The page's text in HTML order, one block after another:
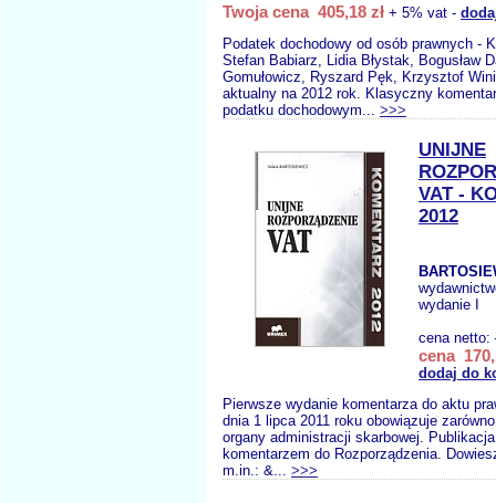
Twoja cena 405,18 zł + 5% vat -
Podatek dochodowy od osób prawnych -
Stefan Babiarz, Lidia Błystak, Bogusław
Gomułowicz, Ryszard Pęk, Krzysztof
aktualny na 2012 rok. Klasyczny
podatku dochodowym... >>>
UNIJNE
VAT -
2012
wydanie I
cena netto:
cena
dodaj do
Pierwsze wydanie komentarza do aktu
dnia 1 lipca 2011 roku obowiązuje
organy administracji skarbowej.
komentarzem do Rozporządzenia.
m.in.: &... >>>